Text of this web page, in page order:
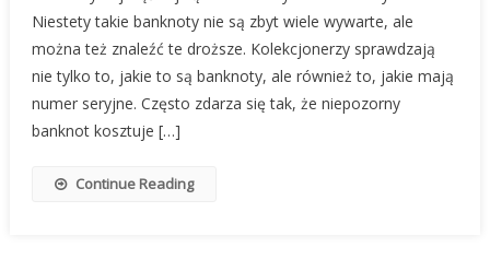
Niestety takie banknoty nie są zbyt wiele wywarte, ale
można też znaleźć te droższe. Kolekcjonerzy sprawdzają
nie tylko to, jakie to są banknoty, ale również to, jakie mają
numer seryjne. Często zdarza się tak, że niepozorny
banknot kosztuje […]
Continue Reading